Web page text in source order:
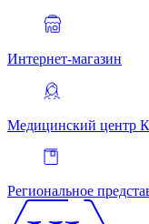
Интернет-магазин
Медицинский центр
Региональное